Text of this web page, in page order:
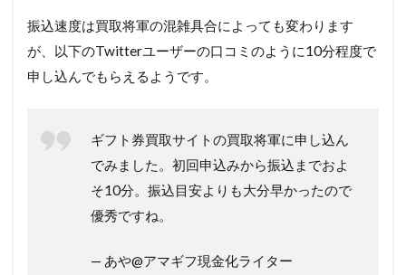
振込速度は買取将軍の混雑具合によっても変わります
が、以下のTwitterユーザーの口コミのように10分程度で
申し込んでもらえるようです。
ギフト券買取サイトの買取将軍に申し込ん
でみました。初回申込みから振込までおよ
そ10分。振込目安よりも大分早かったので
優秀ですね。
— あや@アマギフ現金化ライター